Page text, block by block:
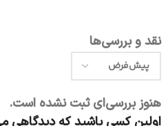
نقد و بررسی‌ها
هنوز بررسی‌ای ثبت نشده است.
اولین کسی باشید که دیدگاهی